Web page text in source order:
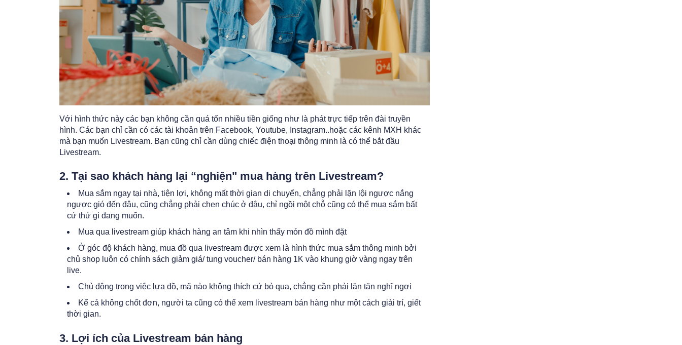
Với hình thức này các bạn không cần quá tốn nhiều tiền giống như là phát trực tiếp trên đài truyền
hình. Các bạn chỉ cần có các tài khoản trên Facebook, Youtube, Instagram..hoặc các kênh MXH khác
mà bạn muốn Livestream. Bạn cũng chỉ cần dùng chiếc điện thoại thông minh là có thể bắt đầu
Livestream.
2. Tại sao khách hàng lại “nghiện" mua hàng trên Livestream?
Mua sắm ngay tại nhà, tiện lợi, không mất thời gian di chuyển, chẳng phải lặn lội ngược nắng
ngược gió đến đâu, cũng chẳng phải chen chúc ở đâu, chỉ ngồi một chỗ cũng có thể mua sắm bất
cứ thứ gì đang muốn.
Mua qua livestream giúp khách hàng an tâm khi nhìn thấy món đồ mình đặt
Ở góc độ khách hàng, mua đồ qua livestream được xem là hình thức mua sắm thông minh bởi
chủ shop luôn có chính sách giảm giá/ tung voucher/ bán hàng 1K vào khung giờ vàng ngay trên
live.
Chủ động trong việc lựa đồ, mã nào không thích cứ bỏ qua, chẳng cần phải lăn tăn nghĩ ngợi
Kể cả không chốt đơn, người ta cũng có thể xem livestream bán hàng như một cách giải trí, giết
thời gian.
3. Lợi ích của Livestream bán hàng